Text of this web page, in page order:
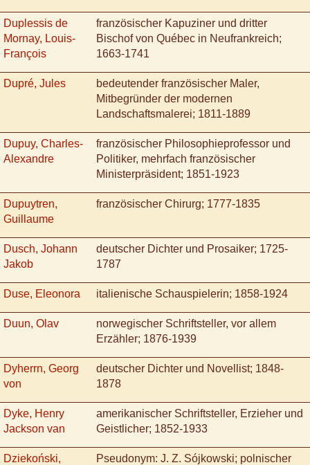
Duplessis de
Mornay, Louis-
François
französischer Kapuziner und dritter
Bischof von Québec in Neufrankreich;
1663-1741
Dupré, Jules
bedeutender französischer Maler,
Mitbegründer der modernen
Landschaftsmalerei; 1811-1889
Dupuy, Charles-
Alexandre
französischer Philosophieprofessor und
Politiker, mehrfach französischer
Ministerpräsident; 1851-1923
Dupuytren,
Guillaume
französischer Chirurg; 1777-1835
Dusch, Johann
Jakob
deutscher Dichter und Prosaiker; 1725-
1787
Duse, Eleonora italienische Schauspielerin; 1858-1924
Duun, Olav
norwegischer Schriftsteller, vor allem
Erzähler; 1876-1939
Dyherrn, Georg
von
deutscher Dichter und Novellist; 1848-
1878
Dyke, Henry
Jackson van
amerikanischer Schriftsteller, Erzieher und
Geistlicher; 1852-1933
Dziekoński, Pseudonym: J. Z. Sójkowski; polnischer